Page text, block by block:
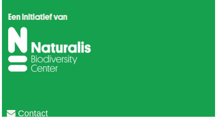
Contact